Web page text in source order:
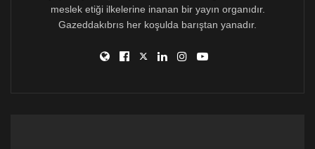
Öztürk’e çağrımız, faşist kafasına bu virüsün din, dil,
ırk ayrımı yapmadığını sokması ve bahsi geçen miktarı
Birliği’ne bağışlamasıdır. Daha çok işe yarayacak!
meslek etiği ilkelerine inanan bir yayın organıdır.
Gazeddakıbrıs her koşulda barıştan yanadır.